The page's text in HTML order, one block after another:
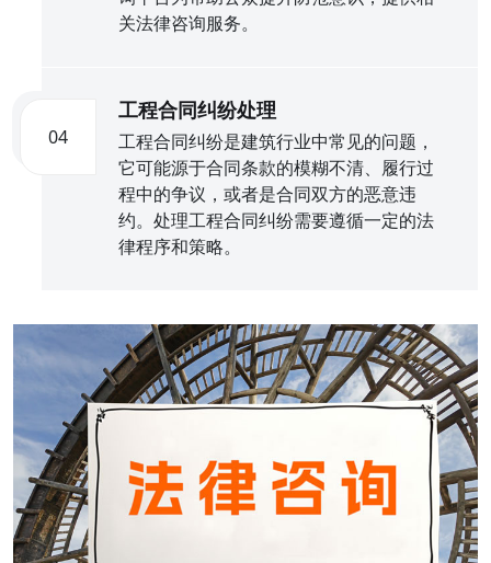
关法律咨询服务。
04
工程合同纠纷处理
工程合同纠纷是建筑行业中常见的问题，
它可能源于合同条款的模糊不清、履行过
程中的争议，或者是合同双方的恶意违
约。处理工程合同纠纷需要遵循一定的法
律程序和策略。